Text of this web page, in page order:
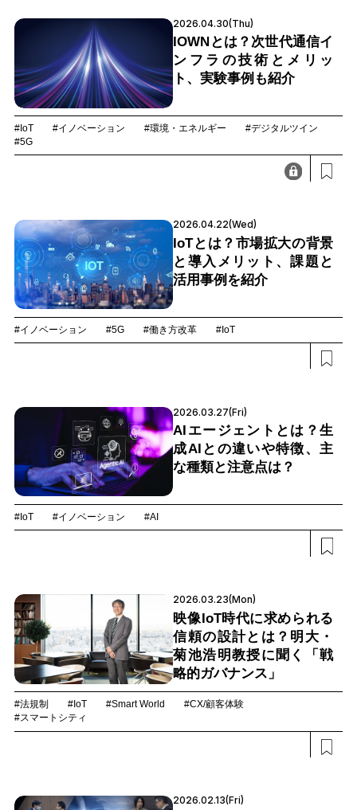
2026.04.30(Thu)
IOWNとは？次世代通信イ
ンフラの技術とメリッ
ト、実験事例も紹介
#IoT #イノベーション #環境・エネルギー
#デジタルツイン
#5G
2026.04.22(Wed)
IoTとは？市場拡大の背景
と導入メリット、課題と
活用事例を紹介
#イノベーション #5G #働き方改革 #IoT
2026.03.27(Fri)
AIエージェントとは？生
成AIとの違いや特徴、主
な種類と注意点は？
#IoT #イノベーション #AI
2026.03.23(Mon)
映像IoT時代に求められる
信頼の設計とは？明大・
菊池浩明教授に聞く「戦
略的ガバナンス」
#法規制 #IoT #Smart World
#CX/顧客体験
#スマートシティ
2026.02.13(Fri)